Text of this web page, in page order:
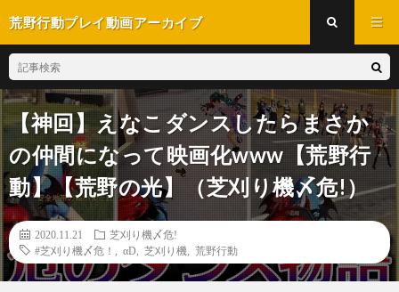
荒野行動プレイ動画アーカイブ
【神回】えなこダンスしたらまさか
の仲間になって映画化www【荒野行
動】【荒野の光】（芝刈り機〆危!）
2020.11.21
芝刈り機〆危!
#芝刈り機〆危！
αD 芝刈り機 荒野行動